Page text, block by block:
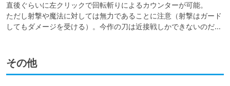
直後ぐらいに左クリックで回転斬りによるカウンターが可能。
ただし射撃や魔法に対しては無力であることに注意（射撃はガード
してもダメージを受ける）。今作の刀は近接戦しかできないのだ…
その他